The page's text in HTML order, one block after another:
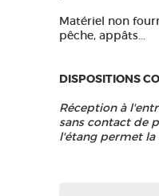
Matériel non
pêche, appâts...
DISPOSITIONS
Réception à
sans contact de
l'étang permet la